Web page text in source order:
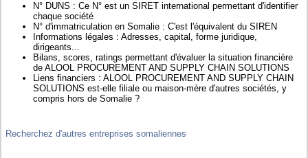
N° DUNS : Ce N° est un SIRET international permettant d'identifier
chaque société
N° d'immatriculation en Somalie : C'est l'équivalent du SIREN
Informations légales : Adresses, capital, forme juridique,
dirigeants...
Bilans, scores, ratings permettant d'évaluer la situation financière
de ALOOL PROCUREMENT AND SUPPLY CHAIN SOLUTIONS
Liens financiers : ALOOL PROCUREMENT AND SUPPLY CHAIN
SOLUTIONS est-elle filiale ou maison-mère d'autres sociétés, y
compris hors de Somalie ?
Recherchez d'autres entreprises somaliennes